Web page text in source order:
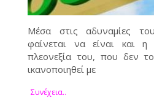
Μέσα στις αδυναμίες
φαίνεται να είναι και η
πλεονεξία του, που δεν
ικανοποιηθεί με
Συνέχεια..